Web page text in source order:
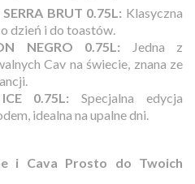
BRUT 0.75L: Klasyczna
dzień i do toastów.
NEGRO 0.75L: Jedna z
Cav na świecie, znana ze
0.75L: Specjalna edycja
idealna na upalne dni.
i Cava Prosto do Twoich